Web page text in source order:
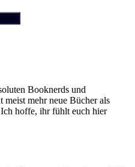
Booknerds und
meist mehr neue Bücher als
hoffe, ihr fühlt euch hier